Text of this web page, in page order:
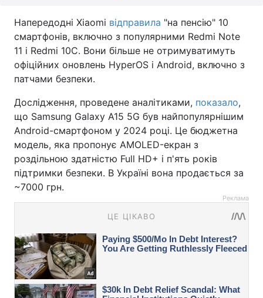
Напередодні Xiaomi відправила "на пенсію" 10
смартфонів, включно з популярними Redmi Note
11 і Redmi 10C. Вони більше не отримуватимуть
офіційних оновлень HyperOS і Android, включно з
патчами безпеки.
Дослідження, проведене аналітиками, показало,
що Samsung Galaxy A15 5G був найпопулярнішим
Android-смартфоном у 2024 році. Це бюджетна
модель, яка пропонує AMOLED-екран з
роздільною здатністю Full HD+ і п'ять років
підтримки безпеки. В Україні вона продається за
~7000 грн.
Реклама